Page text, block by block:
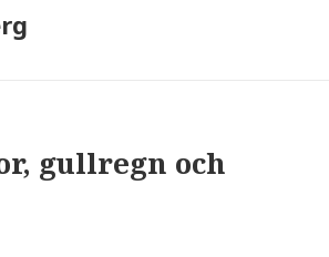
gullregn och